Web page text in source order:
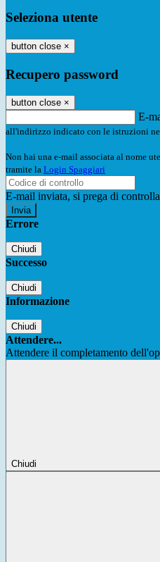
Seleziona utente
button close ×
Recupero password
button close ×
E-
all'indirizzo indicato con le istruzioni
Non hai una e-mail associata al nome
tramite la Login Spaggiari
E-mail inviata, si prega di
Errore
Chiudi
Successo
Chiudi
Informazione
Chiudi
Attendere...
Attendere il completamento
Chiudi